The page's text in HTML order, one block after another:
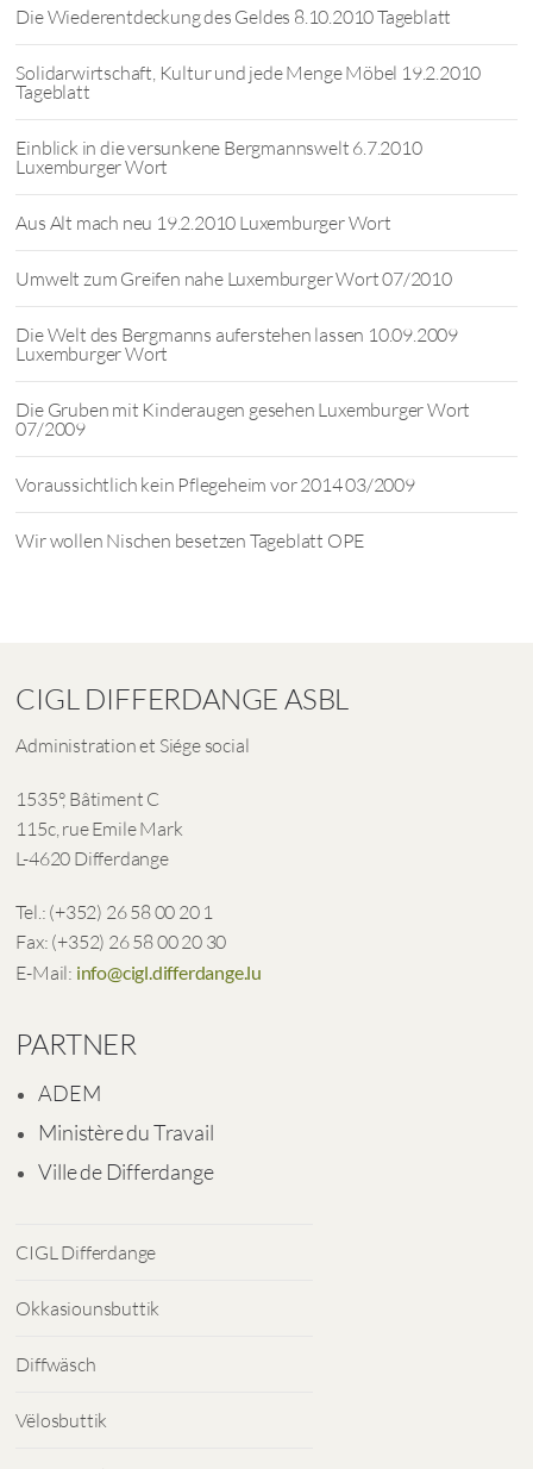
Die Wiederentdeckung des Geldes 8.10.2010 Tageblatt
Solidarwirtschaft, Kultur und jede Menge Möbel 19.2.2010
Tageblatt
Einblick in die versunkene Bergmannswelt 6.7.2010
Luxemburger Wort
Aus Alt mach neu 19.2.2010 Luxemburger Wort
Umwelt zum Greifen nahe Luxemburger Wort 07/2010
Die Welt des Bergmanns auferstehen lassen 10.09.2009
Luxemburger Wort
Die Gruben mit Kinderaugen gesehen Luxemburger Wort
07/2009
Voraussichtlich kein Pflegeheim vor 2014 03/2009
Wir wollen Nischen besetzen Tageblatt OPE
CIGL DIFFERDANGE ASBL
Administration et Siége social
1535°, Bâtiment C
115c, rue Emile Mark
L-4620 Differdange
Tel.: (+352) 26 58 00 20 1
Fax: (+352) 26 58 00 20 30
E-Mail: info@cigl.differdange.lu
PARTNER
ADEM
Ministère du Travail
Ville de Differdange
CIGL Differdange
Okkasiounsbuttik
Diffwäsch
Vëlosbuttik